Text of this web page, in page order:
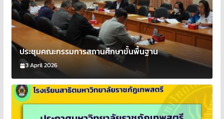
ประชุมคณะกรรมการสถานศึกษาขั้นพื้นฐาน
3 April 2026